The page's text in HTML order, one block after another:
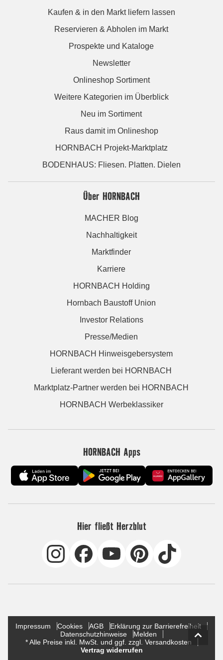
Kaufen & in den Markt liefern lassen
Reservieren & Abholen im Markt
Prospekte und Kataloge
Newsletter
Onlineshop Sortiment
Weitere Kategorien im Überblick
Neu im Sortiment
Raus damit im Onlineshop
HORNBACH Projekt-Marktplatz
BODENHAUS: Fliesen. Platten. Dielen
Über HORNBACH
MACHER Blog
Nachhaltigkeit
Marktfinder
Karriere
HORNBACH Holding
Hornbach Baustoff Union
Investor Relations
Presse/Medien
HORNBACH Hinweisgebersystem
Lieferant werden bei HORNBACH
Marktplatz-Partner werden bei HORNBACH
HORNBACH Werbeklassiker
HORNBACH Apps
Hier fließt Herzblut
Impressum Cookies AGB
Erklärung zur Barrierefreiheit
Datenschutzhinweise
Melden
* Alle Preise inkl. MwSt. und ggf. zzgl. Versandkosten
Vertrag widerrufen